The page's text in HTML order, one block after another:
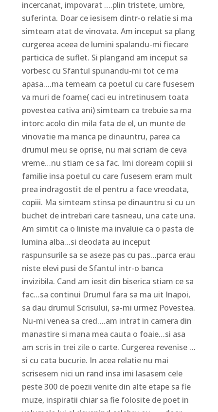
incercanat, impovarat ….plin tristete, umbre,
suferinta. Doar ce iesisem dintr-o relatie si ma
simteam atat de vinovata. Am inceput sa plang
curgerea aceea de lumini spalandu-mi fiecare
particica de suflet. Si plangand am inceput sa
vorbesc cu Sfantul spunandu-mi tot ce ma
apasa….ma temeam ca poetul cu care fusesem
va muri de foame( caci eu intretinusem toata
povestea cativa ani) simteam ca trebuie sa ma
intorc acolo din mila fata de el, un munte de
vinovatie ma manca pe dinauntru, parea ca
drumul meu se oprise, nu mai scriam de ceva
vreme…nu stiam ce sa fac. Imi doream copiii si
familie insa poetul cu care fusesem eram mult
prea indragostit de el pentru a face vreodata,
copiii. Ma simteam stinsa pe dinauntru si cu un
buchet de intrebari care tasneau, una cate una.
Am simtit ca o liniste ma invaluie ca o pasta de
lumina alba…si deodata au inceput
raspunsurile sa se aseze pas cu pas…parca erau
niste elevi pusi de Sfantul intr-o banca
invizibila. Cand am iesit din biserica stiam ce sa
fac…sa continui Drumul fara sa ma uit Inapoi,
sa dau drumul Scrisului, sa-mi urmez Povestea.
Nu-mi venea sa cred….am intrat in camera din
manastire si mana mea cauta o foaie…si asa
am scris in trei zile o carte. Curgerea revenise …
si cu cata bucurie. In acea relatie nu mai
scrisesem nici un rand insa imi lasasem cele
peste 300 de poezii venite din alte etape sa fie
muze, inspiratii chiar sa fie folosite de poet in